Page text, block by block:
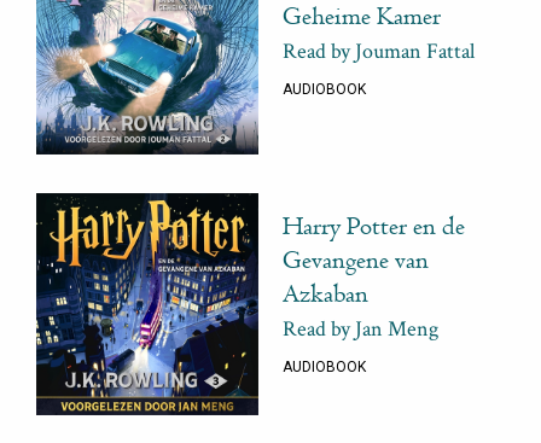
Geheime Kamer
Read by Jouman Fattal
AUDIOBOOK
Harry Potter en de
Gevangene van
Azkaban
Read by Jan Meng
AUDIOBOOK